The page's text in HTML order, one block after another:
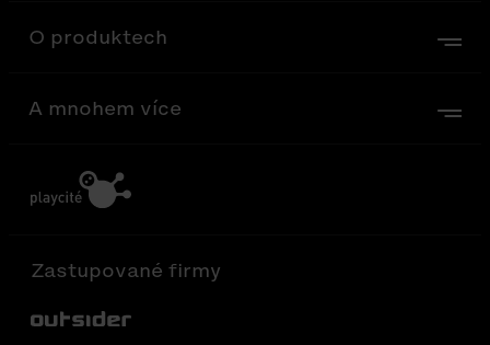
O produktech
A mnohem více
Zastupované firmy
Out-Sider